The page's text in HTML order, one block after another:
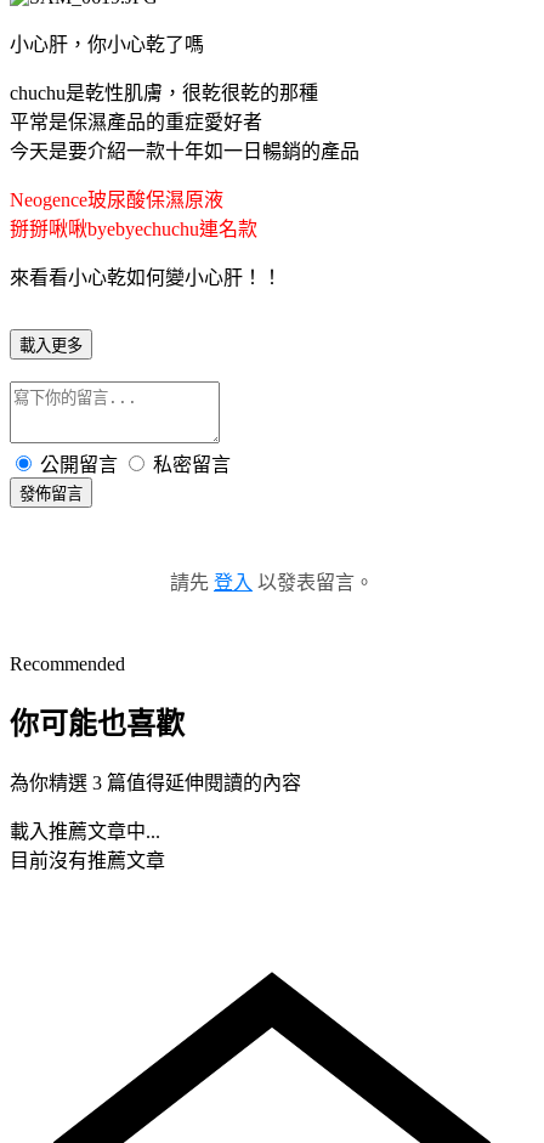
小心肝，你小心乾了嗎
chuchu是乾性肌膚，很乾很乾的那種
平常是保濕產品的重症愛好者
今天是要介紹一款十年如一日暢銷的產品
Neogence玻尿酸保濕原液
掰掰啾啾byebyechuchu連名款
來看看小心乾如何變小心肝！！
載入更多
公開留言 私密留言
發佈留言
請先 登入 以發表留言。
Recommended
你可能也喜歡
為你精選 3 篇值得延伸閱讀的內容
載入推薦文章中...
目前沒有推薦文章